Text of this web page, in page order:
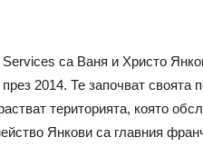
са Ваня и Христо
2014. Те започват
територията, която
Янкови са главния